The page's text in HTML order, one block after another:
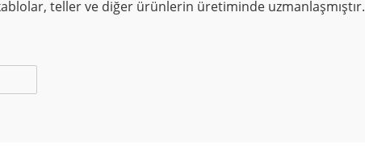
teller ve diğer ürünlerin üretiminde uzmanlaşmıştır.